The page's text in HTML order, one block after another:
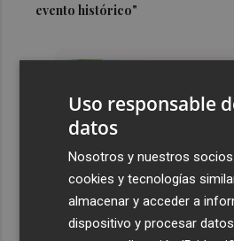
evento histórico"
Uso responsable
datos
Nosotros y nuestros
cookies y tecnologías
almacenar y acceder a
dispositivo y procesar